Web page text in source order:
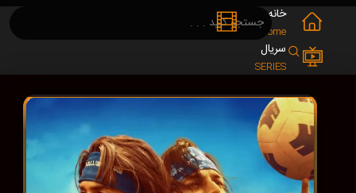
خانه
Home
سریال
SERIES